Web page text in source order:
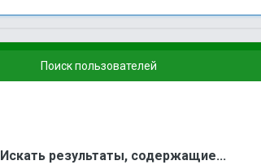
Поиск пользователей
Искать результаты, содержащие...